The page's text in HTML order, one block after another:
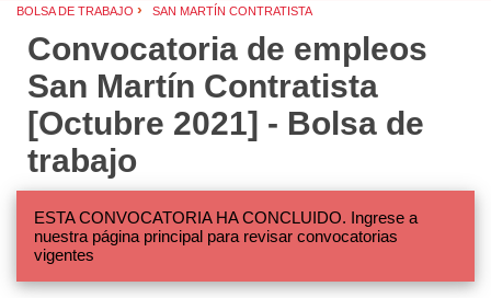
BOLSA DE TRABAJO › SAN MARTÍN CONTRATISTA
Convocatoria de empleos
San Martín Contratista
[Octubre 2021] - Bolsa de
trabajo
ESTA CONVOCATORIA HA CONCLUIDO. Ingrese a
nuestra página principal para revisar convocatorias
vigentes